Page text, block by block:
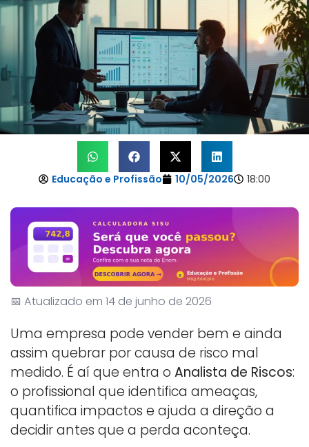
Educação e Profissão 10/05/2026 18:00
📅 Atualizado em 14 de junho de 2026
Uma empresa pode vender bem e ainda
assim quebrar por causa de risco mal
medido. É aí que entra o Analista de Riscos:
o profissional que identifica ameaças,
quantifica impactos e ajuda a direção a
decidir antes que a perda aconteça.